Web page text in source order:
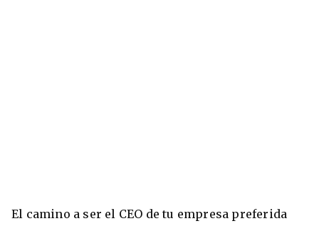
El camino a ser el CEO de tu empresa preferida